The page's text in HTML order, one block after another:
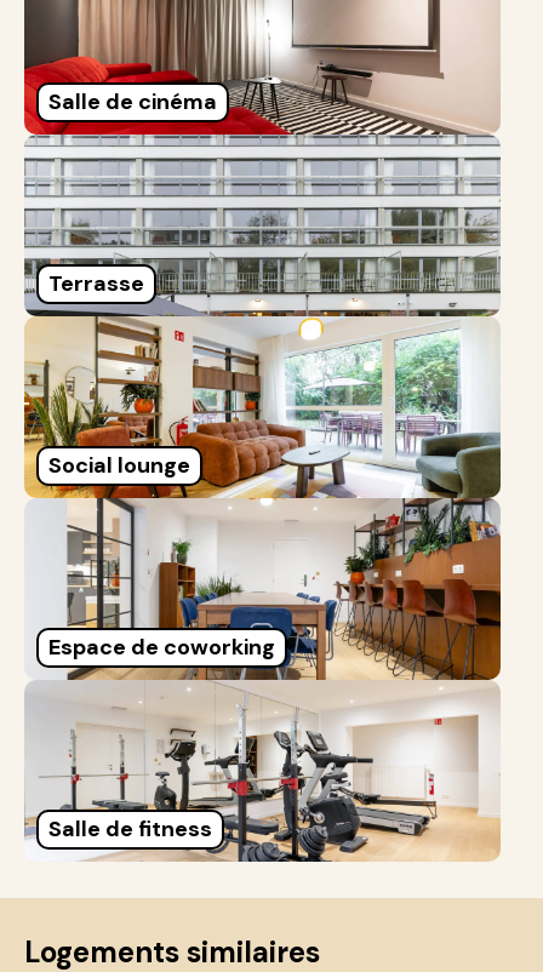
Salle de cinéma
Terrasse
Social lounge
Espace de coworking
Salle de fitness
Logements similaires